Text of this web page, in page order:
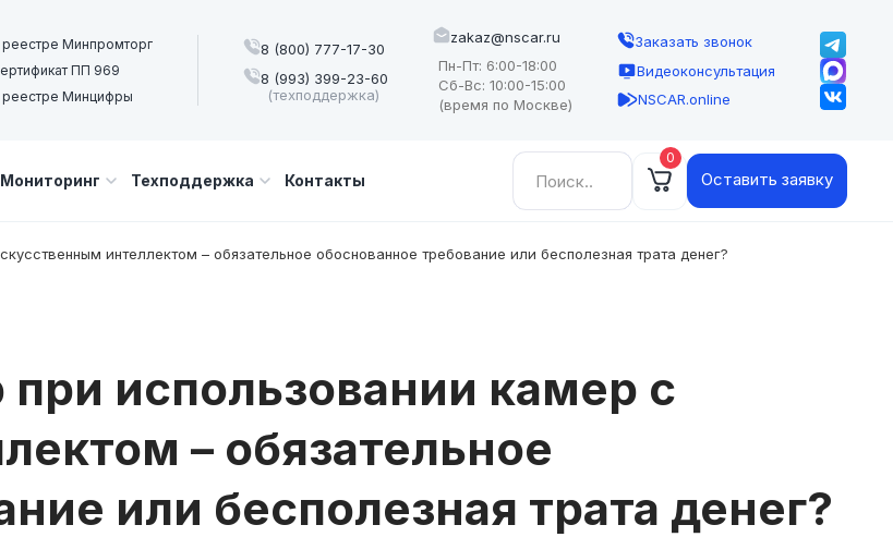
Минпромторг
ПП 969
реестре Минцифры
8 (800) 777-17-30
8 (993) 399-23-60
(техподдержка)
zakaz@nscar.ru
Пн-Пт: 6:00-18:00
Сб-Вс: 10:00-15:00
(время по Москве)
Заказать звонок
Видеоконсультация
NSCAR.online
Мониторинг Техподдержка Контакты
Найти: 0
Оставить заявку
интеллектом – обязательное обоснованное требование или бесполезная трата денег?
использовании камер с
– обязательное
или бесполезная трата денег?